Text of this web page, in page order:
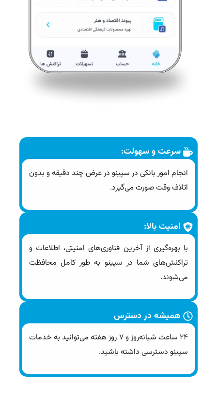
سرعت و سهولت:
انجام امور بانکی در سپینو در عرض چند دقیقه و بدون
اتلاف وقت صورت می‌گیرد.
امنیت بالا:
با بهره‌گیری از آخرین فناوری‌های امنیتی، اطلاعات و
تراکنش‌های شما در سپینو به طور کامل محافظت
می‌شوند.
همیشه در دسترس
۲۴ ساعت شبانه‌روز و ۷ روز هفته می‌توانید به خدمات
سپینو دسترسی داشته باشید.